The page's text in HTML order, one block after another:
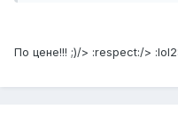
По цене!!! ;)/> :respect:/>